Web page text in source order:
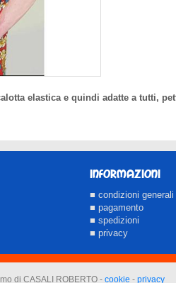
elastica e quindi adatte a tutti,
INFORMAZIONI
■ condizioni generali
■ pagamento
■ spedizioni
■ privacy
di CASALI ROBERTO - cookie - privacy